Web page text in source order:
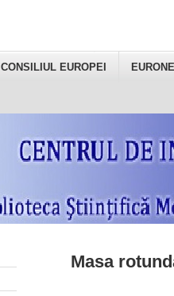
CONSILIUL EUROPEI
Masa